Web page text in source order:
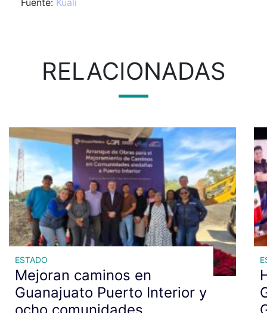
Fuente: Kuali
RELACIONADAS
ESTADO
Mejoran caminos en
Guanajuato Puerto Interior y